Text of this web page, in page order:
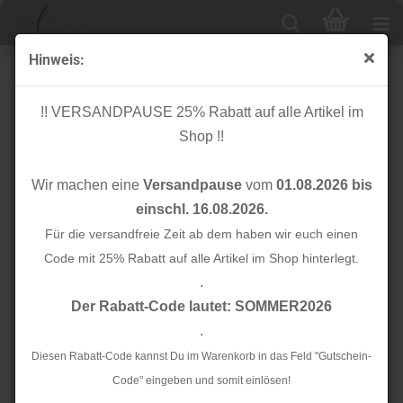
Hinweis:
!! VERSANDPAUSE 25% Rabatt auf alle Artikel im
Shop !!
Wir machen eine Versandpausevom 01.08.2026 bis
einschl. 16.08.2026.
Für die versandfreie Zeit ab dem haben wir euch einen
Code mit 25% Rabatt auf alle Artikel im Shop hinterlegt.
.
Der Rabatt-Code lautet: SOMMER2026
.
Diesen Rabatt-Code kannst Du im Warenkorb in das Feld "Gutschein-
Code" eingeben und somit einlösen!
Reißverschluss - teilbar - 50 cm - dark grey - YKK